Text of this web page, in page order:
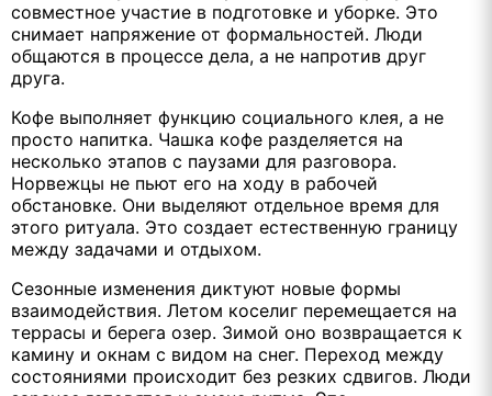
совместное участие в подготовке и уборке. Это
снимает напряжение от формальностей. Люди
общаются в процессе дела, а не напротив друг
друга.
Кофе выполняет функцию социального клея, а не
просто напитка. Чашка кофе разделяется на
несколько этапов с паузами для разговора.
Норвежцы не пьют его на ходу в рабочей
обстановке. Они выделяют отдельное время для
этого ритуала. Это создает естественную границу
между задачами и отдыхом.
Сезонные изменения диктуют новые формы
взаимодействия. Летом коселиг перемещается на
террасы и берега озер. Зимой оно возвращается к
камину и окнам с видом на снег. Переход между
состояниями происходит без резких сдвигов. Люди